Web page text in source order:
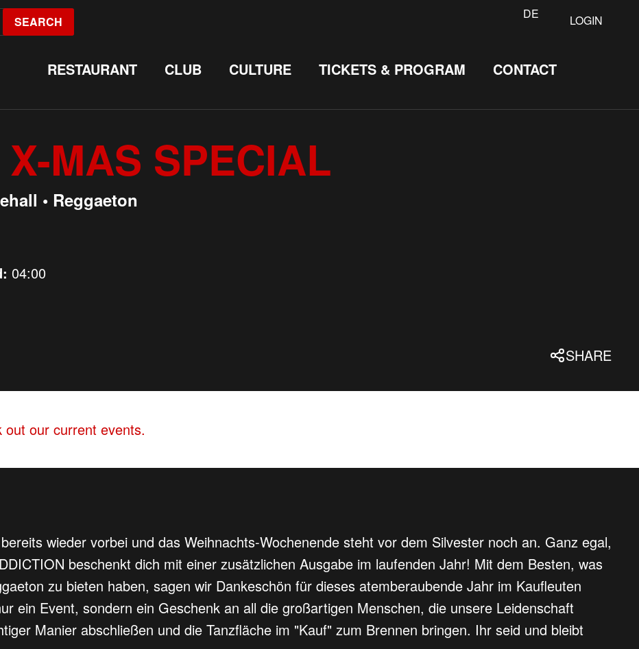
SEARCH DE LOGIN
RESTAURANT CLUB CULTURE TICKETS & PROGRAM CONTACT
MAS SPECIAL
• Reggaeton
04:00
SHARE
out our current events.
wieder vorbei und das Weihnachts-Wochenende steht vor dem Silvester noch an. Ganz egal,
beschenkt dich mit einer zusätzlichen Ausgabe im laufenden Jahr! Mit dem Besten, was
zu bieten haben, sagen wir Dankeschön für dieses atemberaubende Jahr im Kaufleuten
ein Event, sondern ein Geschenk an all die großartigen Menschen, die unsere Leidenschaft
Manier abschließen und die Tanzfläche im "Kauf" zum Brennen bringen. Ihr seid und bleibt